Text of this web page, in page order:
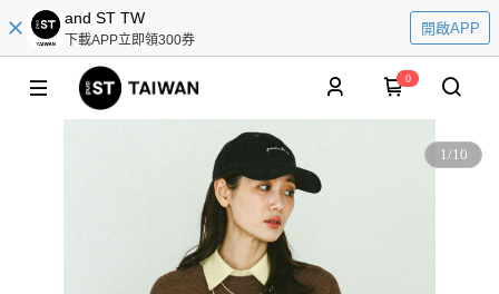
and ST TW
下載APP立即領300券
開啟APP
0
1/10